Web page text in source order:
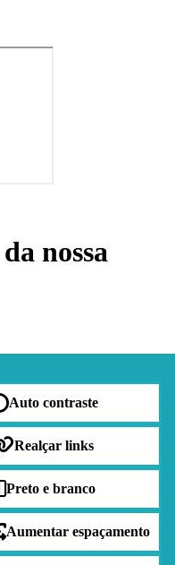
Auto contraste
Realçar links
Preto e branco
Aumentar espaçamento
nossa